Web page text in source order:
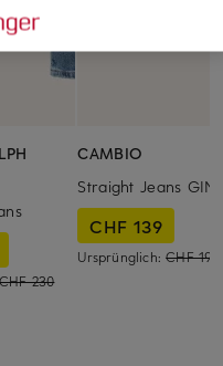
CHF 230
CAMBIO
Straight Jeans GINI
CHF 139
Ursprünglich:CHF 199